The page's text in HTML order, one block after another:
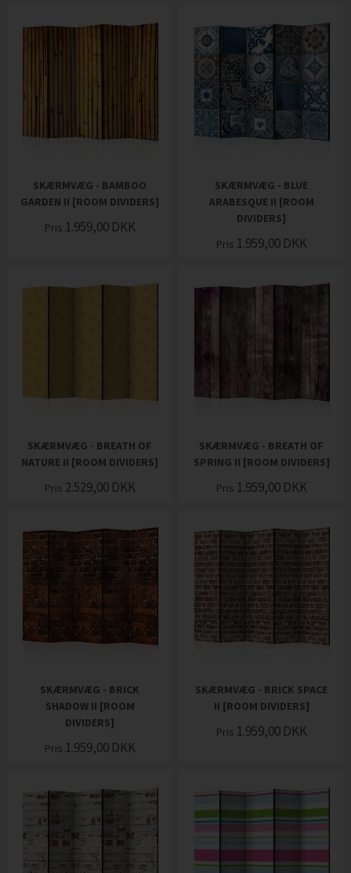
SKÆRMVÆG - BAMBOO
GARDEN II [ROOM DIVIDERS]
Pris 1.959,00 DKK
SKÆRMVÆG - BLUE
ARABESQUE II [ROOM
DIVIDERS]
Pris 1.959,00 DKK
SKÆRMVÆG - BREATH OF
NATURE II [ROOM DIVIDERS]
Pris 2.529,00 DKK
SKÆRMVÆG - BREATH OF
SPRING II [ROOM DIVIDERS]
Pris 1.959,00 DKK
SKÆRMVÆG - BRICK
SHADOW II [ROOM
DIVIDERS]
Pris 1.959,00 DKK
SKÆRMVÆG - BRICK SPACE
II [ROOM DIVIDERS]
Pris 1.959,00 DKK